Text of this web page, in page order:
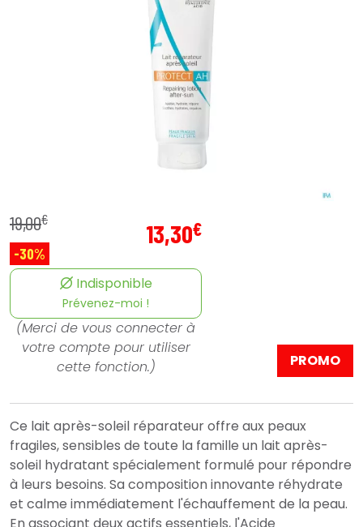
19,00€
-30%
13,30€
Indisponible
Prévenez-moi !
(Merci de vous connecter à
votre compte pour utiliser
cette fonction.)
PROMO
Ce lait après-soleil réparateur offre aux peaux
fragiles, sensibles de toute la famille un lait après-
soleil hydratant spécialement formulé pour répondre
à leurs besoins. Sa composition innovante réhydrate
et calme immédiatement l'échauffement de la peau.